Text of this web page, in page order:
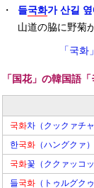
・ 들국화가 산길
山道の脇に野菊
「국
「国花」の韓国語
국화차（クックァチャ
한국화 （ハングクァ）
국화꽃（ククァッコッ
들국화 （トゥルグクゥ